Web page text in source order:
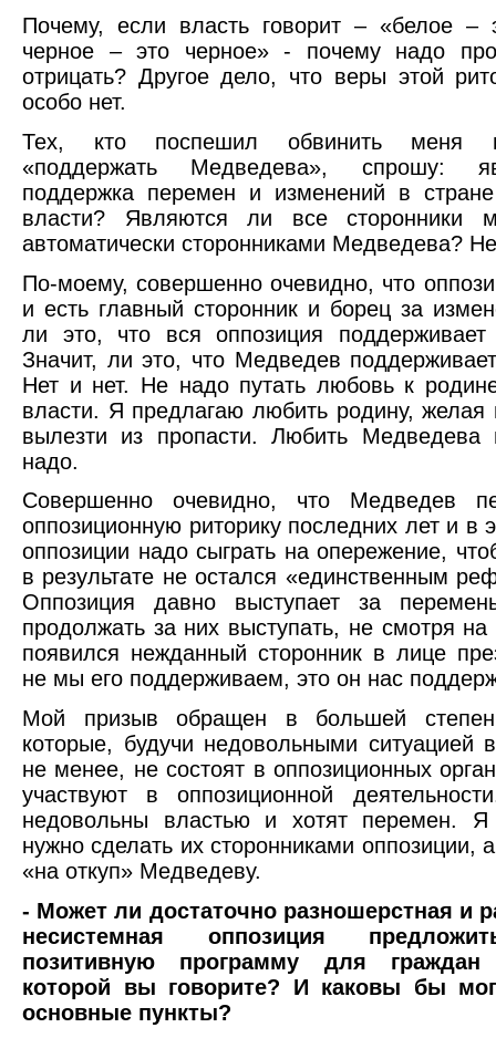
Почему, если власть говорит – «белое –
черное – это черное» - почему надо
отрицать? Другое дело, что веры этой
особо нет.
Тех, кто поспешил обвинить меня
«поддержать Медведева», спрошу:
поддержка перемен и изменений в
власти? Являются ли все сторонники
автоматически сторонниками Медведева?
По-моему, совершенно очевидно, что
и есть главный сторонник и борец за
ли это, что вся оппозиция
Значит, ли это, что Медведев
Нет и нет. Не надо путать любовь к
власти. Я предлагаю любить родину, желая
вылезти из пропасти. Любить
надо.
Совершенно очевидно, что Медведев
оппозиционную риторику последних лет и в
оппозиции надо сыграть на опережение,
в результате не остался «единственным
Оппозиция давно выступает за
продолжать за них выступать, не смотря на
появился нежданный сторонник в лице
не мы его поддерживаем, это он нас
Мой призыв обращен в большей
которые, будучи недовольными ситуацией
не менее, не состоят в оппозиционных
участвуют в оппозиционной
недовольны властью и хотят перемен. Я
нужно сделать их сторонниками оппозиции,
«на откуп» Медведеву.
- Может ли достаточно разношерстная и
несистемная оппозиция
позитивную программу для
которой вы говорите? И каковы бы
основные пункты?